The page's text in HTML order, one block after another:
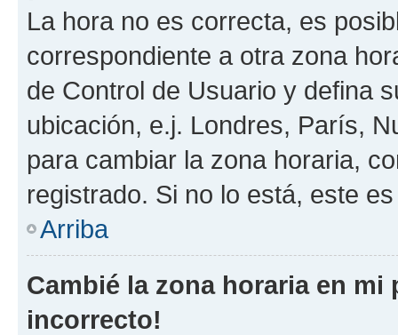
La hora no es correcta, es
correspondiente a otra zona
de Control de Usuario y defina
ubicación, e.j. Londres, París,
para cambiar la zona horaria,
registrado. Si no lo está, este
Arriba
Cambié la zona horaria en
incorrecto!